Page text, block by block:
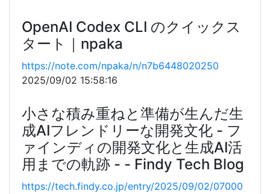
OpenAI Codex CLI のクイックス
タート｜npaka
https://note.com/npaka/n/n7b6448020250
2025/09/02 15:58:16
小さな積み重ねと準備が生んだ生
成AIフレンドリーな開発文化 - フ
ァインディの開発文化と生成AI活
用までの軌跡 - - Findy Tech Blog
https://tech.findy.co.jp/entry/2025/09/02/07000